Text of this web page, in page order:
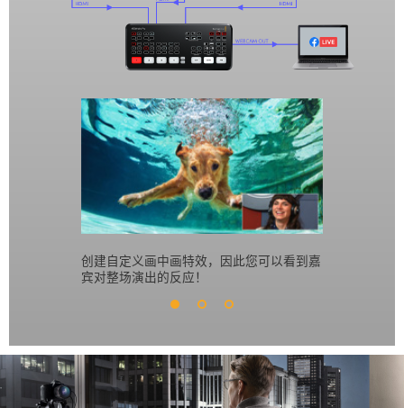
创建自定义画中画特效，因此您可以看到嘉
宾对整场演出的反应！